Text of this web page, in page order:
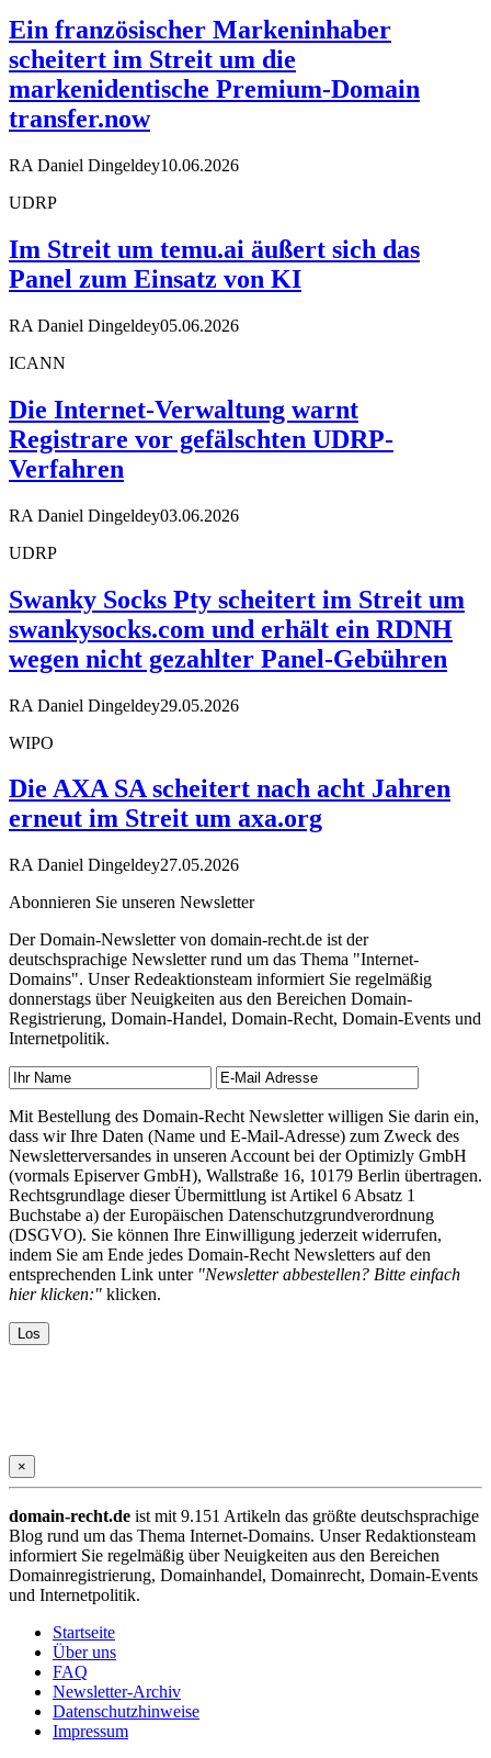
Ein französischer Markeninhaber
scheitert im Streit um die
markenidentische Premium-Domain
transfer.now
RA Daniel Dingeldey10.06.2026
UDRP
Im Streit um temu.ai äußert sich das
Panel zum Einsatz von KI
RA Daniel Dingeldey05.06.2026
ICANN
Die Internet-Verwaltung warnt
Registrare vor gefälschten UDRP-
Verfahren
RA Daniel Dingeldey03.06.2026
UDRP
Swanky Socks Pty scheitert im Streit um
swankysocks.com und erhält ein RDNH
wegen nicht gezahlter Panel-Gebühren
RA Daniel Dingeldey29.05.2026
WIPO
Die AXA SA scheitert nach acht Jahren
erneut im Streit um axa.org
RA Daniel Dingeldey27.05.2026
Abonnieren Sie unseren Newsletter
Der Domain-Newsletter von domain-recht.de ist der
deutschsprachige Newsletter rund um das Thema "Internet-
Domains". Unser Redeaktionsteam informiert Sie regelmäßig
donnerstags über Neuigkeiten aus den Bereichen Domain-
Registrierung, Domain-Handel, Domain-Recht, Domain-Events und
Internetpolitik.
Mit Bestellung des Domain-Recht Newsletter willigen Sie darin ein,
dass wir Ihre Daten (Name und E-Mail-Adresse) zum Zweck des
Newsletterversandes in unseren Account bei der Optimizly GmbH
(vormals Episerver GmbH), Wallstraße 16, 10179 Berlin übertragen.
Rechtsgrundlage dieser Übermittlung ist Artikel 6 Absatz 1
Buchstabe a) der Europäischen Datenschutzgrundverordnung
(DSGVO). Sie können Ihre Einwilligung jederzeit widerrufen,
indem Sie am Ende jedes Domain-Recht Newsletters auf den
entsprechenden Link unter "Newsletter abbestellen? Bitte einfach
hier klicken:" klicken.
×
domain-recht.de ist mit 9.151 Artikeln das größte deutschsprachige
Blog rund um das Thema Internet-Domains. Unser Redaktionsteam
informiert Sie regelmäßig über Neuigkeiten aus den Bereichen
Domainregistrierung, Domainhandel, Domainrecht, Domain-Events
und Internetpolitik.
Startseite
Über uns
FAQ
Newsletter-Archiv
Datenschutzhinweise
Impressum